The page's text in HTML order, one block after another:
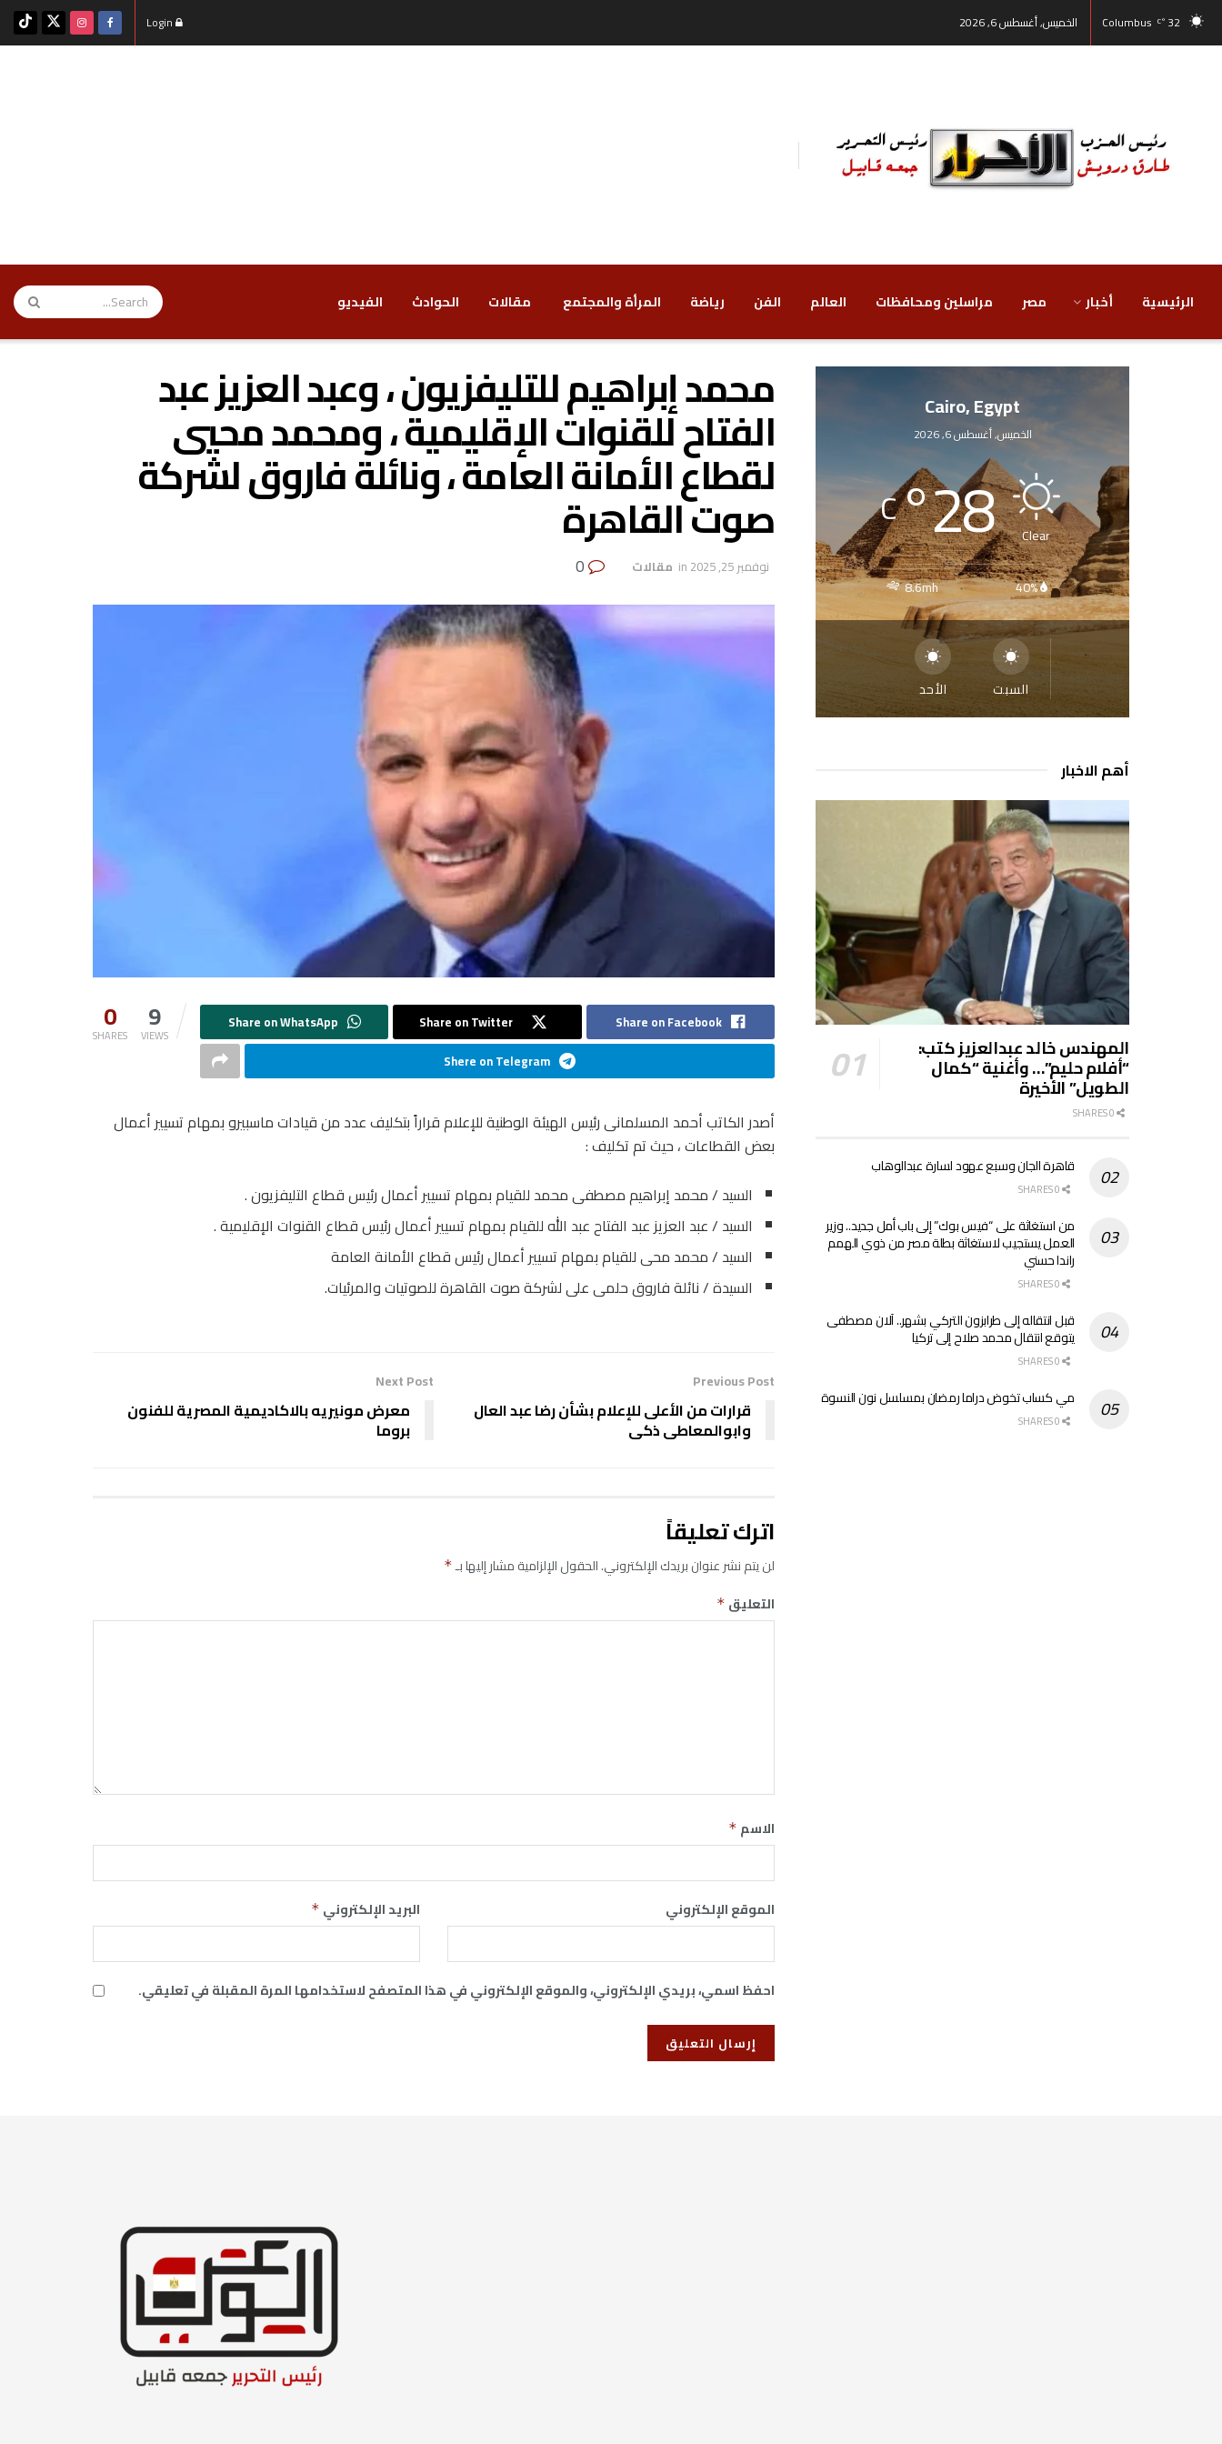
32
°C
Columbus الخميس, أغسطس 6, 2026
الرئيسية أخبار مصر ‏مراسلين ومحافظات ‏العالم الفن رياضة ‏المرأة والمجتمع ‏ مقالات ‏الحوادث ‏الفيديو
محمد إبراهيم للتليفزيون ، وعبد العزيز عبد
الفتاح للقنوات الإقليمية ، ومحمد محيي
لقطاع الأمانة العامة ، ونائلة فاروق لشركة
صوت القاهرة
نوفمبر 25, 2025 in ‏ مقالات
0
SHARES 9
VIEWS
Share on Facebook
Share on Twitter
Shere on Telegram
أصدر الكاتب أحمد المسلمانى رئيس الهيئة الوطنية للإعلام قراراً بتكليف عدد من قيادات ماسبيرو بمهام تسيير أعمال
بعض القطاعات ، حيث تم تكليف :
السيد / محمد إبراهيم مصطفى محمد للقيام بمهام تسيير أعمال رئيس قطاع التليفزيون .
السيد / عبد العزيز عبد الفتاح عبد الله للقيام بمهام تسيير أعمال رئيس قطاع القنوات الإقليمية .
السيد / محمد محى للقيام بمهام تسيير أعمال رئيس قطاع الأمانة العامة
السيدة / نائلة فاروق حلمى على لشركة صوت القاهرة للصوتيات والمرئيات.
Previous Post
قرارات من الأعلى للإعلام بشأن رضا عبد العال
وابوالمعاطى ذكى
Next Post
‏معرض مونيريه بالاكاديمية المصرية للفنون
بروما
اترك تعليقاً
لن يتم نشر عنوان بريدك الإلكتروني.الحقول الإلزامية مشار إليها بـ*
التعليق *
الاسم *
البريد الإلكتروني * الموقع الإلكتروني
احفظ اسمي، بريدي الإلكتروني، والموقع الإلكتروني في هذا المتصفح لاستخدامها المرة المقبلة في تعليقي.
Cairo, Egypt
الخميس, أغسطس 6, 2026
Clear
28
°
C
40%
8.6mh
السبت الأحد
أهم الاخبار
المهندس خالد عبدالعزيز كتب:
“أفلام حليم”… وأغنية “كمال
الطويل” الأخيرة
قاهرة الجان وسبع عهود لسارة عبدالوهاب
من استغاثة على “فيس بوك” إلى باب أمل جديد.. وزير
العمل يستجيب لاستغاثة بطلة مصر من ذوي الهمم
راندا حسني
قبل انتقاله إلى طرابزون التركي بشهر.. آلان مصطفى
يتوقع انتقال محمد صلاح إلى تركيا
مي كساب تخوض دراما رمضان بمسلسل نون النسوة